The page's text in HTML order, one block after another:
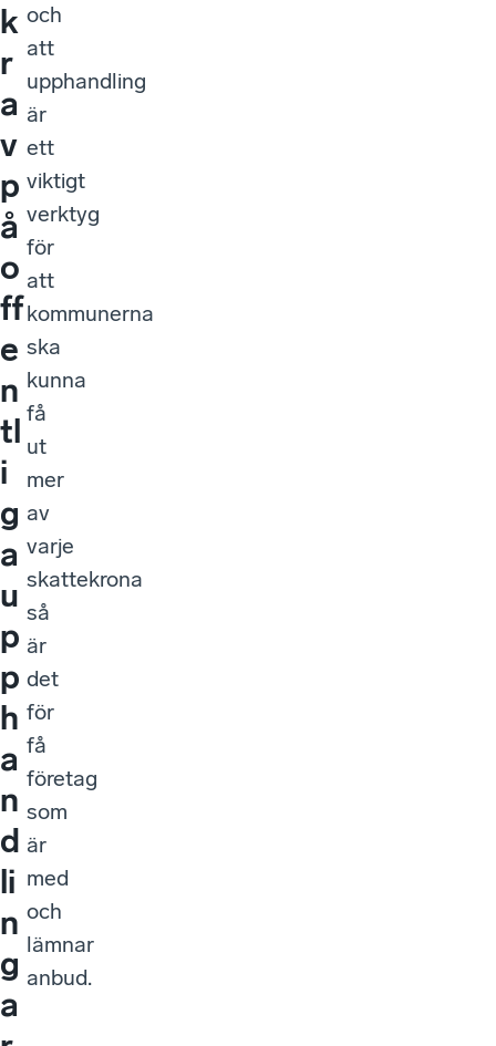
k
r
a
v
p
å
o
ff
e
n
tl
i
g
a
u
p
p
h
a
n
d
li
n
g
a
och
att
upphandling
är
ett
viktigt
verktyg
för
att
kommunerna
ska
kunna
få
ut
mer
av
varje
skattekrona
så
är
det
för
få
företag
som
är
med
och
lämnar
anbud.